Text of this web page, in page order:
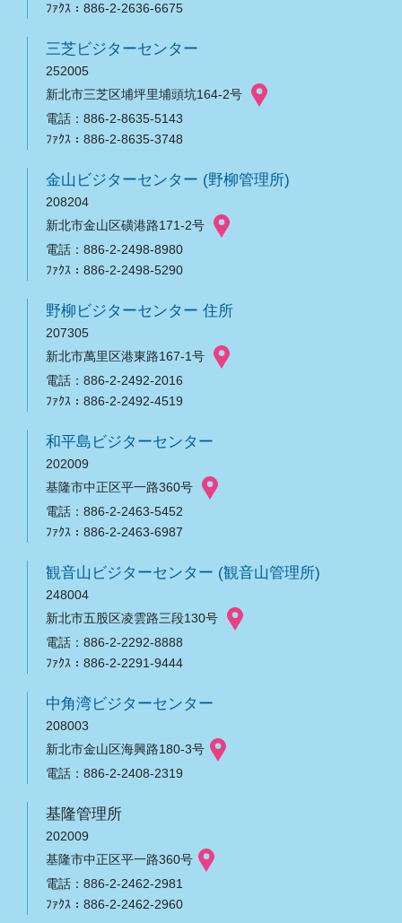
ﾌｧｸｽ：886-2-2636-6675
三芝ビジターセンター
252005
新北市三芝区埔坪里埔頭坑164-2号
電話：886-2-8635-5143
ﾌｧｸｽ：886-2-8635-3748
金山ビジターセンター (野柳管理所)
208204
新北市金山区磺港路171-2号
電話：886-2-2498-8980
ﾌｧｸｽ：886-2-2498-5290
野柳ビジターセンター 住所
207305
新北市萬里区港東路167-1号
電話：886-2-2492-2016
ﾌｧｸｽ：886-2-2492-4519
和平島ビジターセンター
202009
基隆市中正区平一路360号
電話：886-2-2463-5452
ﾌｧｸｽ：886-2-2463-6987
観音山ビジターセンター (観音山管理所)
248004
新北市五股区凌雲路三段130号
電話：886-2-2292-8888
ﾌｧｸｽ：886-2-2291-9444
中角湾ビジターセンター
208003
新北市金山区海興路180-3号
電話：886-2-2408-2319
基隆管理所
202009
基隆市中正区平一路360号
電話：886-2-2462-2981
ﾌｧｸｽ：886-2-2462-2960